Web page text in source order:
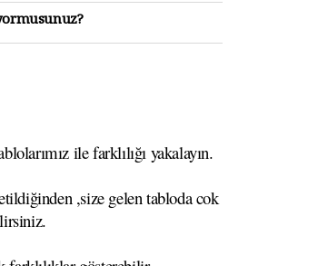
ile farklılığı yakalayın.
,size gelen tabloda cok